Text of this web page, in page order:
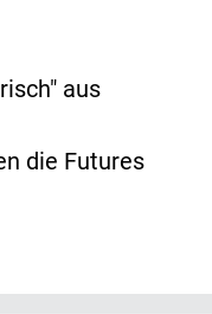
aus
die Futures